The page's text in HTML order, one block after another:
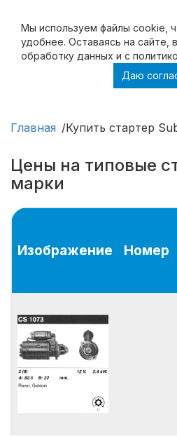
Мы используем файлы cookie,
удобнее. Оставаясь на сайте,
обработку данных и с
Даю
Купить стартер Subaru
Главная Купить стартер
Цены на типовые
марки
Изображение Номер